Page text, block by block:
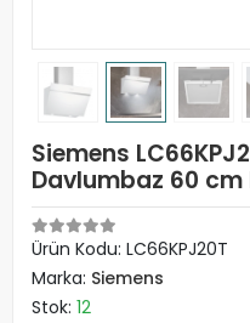
Siemens
Davlumbaz 60 cm
Ürün Kodu: LC66KPJ20T
Marka: Siemens
Stok: 12